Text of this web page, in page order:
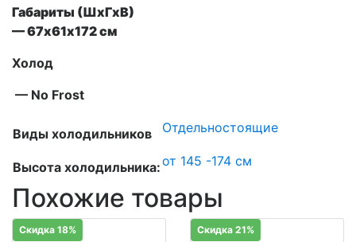
Габариты (ШxГxВ)
— 67х61х172 см
Холод
— No Frost
Виды холодильников Отдельностоящие
Высота холодильника:от 145 -174 см
Похожие товары
Скидка 18% Скидка 21%